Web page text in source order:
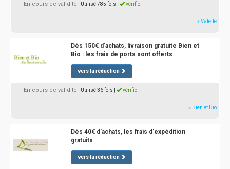
En cours de validité | Utilisé 785 fois vérifié !
» Valette
Dès 150€ d'achats, livraison gratuite Bien et
Bio : les frais de ports sont offerts
vers la réduction
En cours de validité | Utilisé 36 fois vérifié !
» Bien et Bio
Dès 40€ d'achats, les frais d'expédition
gratuits
vers la réduction